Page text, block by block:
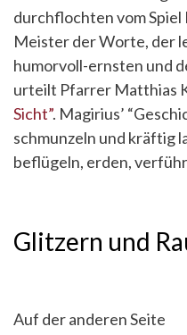
durchflochten vom Spiel
Meister der Worte, der
humorvoll-ernsten und
urteilt Pfarrer Matthias
Sicht”. Magirius’
schmunzeln und kräftig
beflügeln, erden,
Glitzern und
Auf der anderen Seite